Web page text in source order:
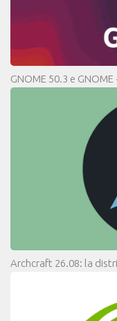
GNOME 50.3 e
Archcraft 26.08: la